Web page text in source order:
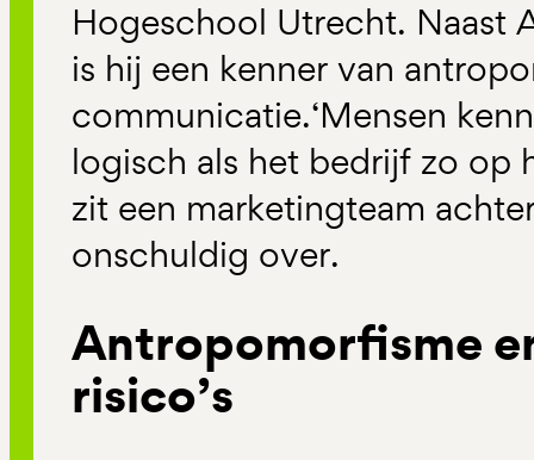
Hogeschool Utrecht. Naast
is hij een kenner van
communicatie.‘Mensen
logisch als het bedrijf zo op
zit een marketingteam
onschuldig over.
Antropomorfisme
risico’s